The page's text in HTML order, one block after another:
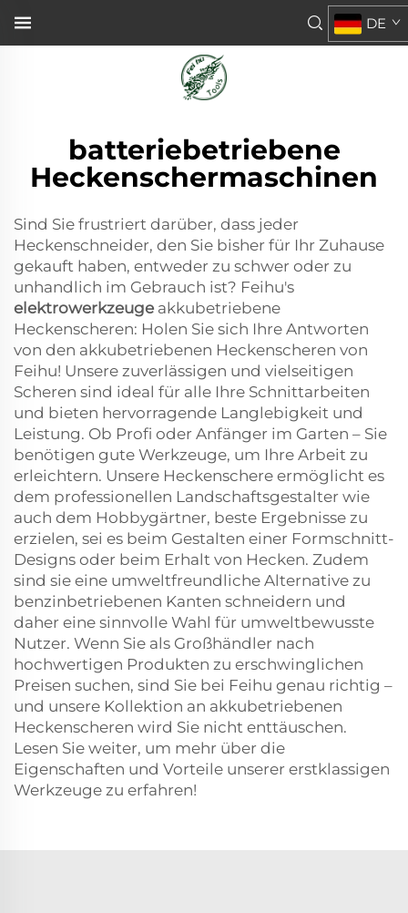
DE
batteriebetriebene
Heckenschermaschinen
Sind Sie frustriert darüber, dass jeder
Heckenschneider, den Sie bisher für Ihr Zuhause
gekauft haben, entweder zu schwer oder zu
unhandlich im Gebrauch ist? Feihu's
elektrowerkzeuge akkubetriebene
Heckenscheren: Holen Sie sich Ihre Antworten
von den akkubetriebenen Heckenscheren von
Feihu! Unsere zuverlässigen und vielseitigen
Scheren sind ideal für alle Ihre Schnittarbeiten
und bieten hervorragende Langlebigkeit und
Leistung. Ob Profi oder Anfänger im Garten – Sie
benötigen gute Werkzeuge, um Ihre Arbeit zu
erleichtern. Unsere Heckenschere ermöglicht es
dem professionellen Landschaftsgestalter wie
auch dem Hobbygärtner, beste Ergebnisse zu
erzielen, sei es beim Gestalten einer Formschnitt-
Designs oder beim Erhalt von Hecken. Zudem
sind sie eine umweltfreundliche Alternative zu
benzinbetriebenen Kanten schneidern und
daher eine sinnvolle Wahl für umweltbewusste
Nutzer. Wenn Sie als Großhändler nach
hochwertigen Produkten zu erschwinglichen
Preisen suchen, sind Sie bei Feihu genau richtig –
und unsere Kollektion an akkubetriebenen
Heckenscheren wird Sie nicht enttäuschen.
Lesen Sie weiter, um mehr über die
Eigenschaften und Vorteile unserer erstklassigen
Werkzeuge zu erfahren!